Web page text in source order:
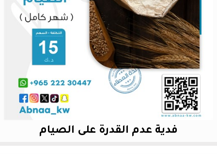
فدية عدم القدرة على الصيام